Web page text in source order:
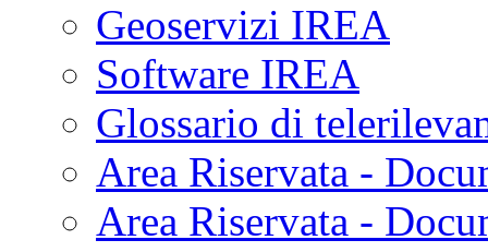
Geoservizi IREA
Software IREA
Glossario di
Area Riservata -
Area Riservata -